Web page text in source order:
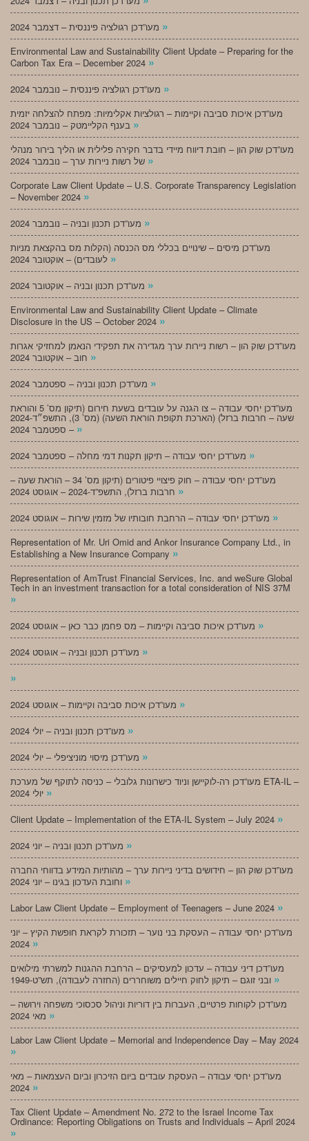
»
Environmental Law and Sustainability Client Update – Preparing for the
Carbon Tax Era – December 2024 »
»
מעו”דכן איכות סביבה וקיימות – רגולציות אקלימיות: מפתח להצלחה יזמית
»
מעו”דכן שוק הון – חובת דיווח מיידי בדבר חקירה פלילית או הליך בירור מנהלי
»
Corporate Law Client Update – U.S. Corporate Transparency Legislation
– November 2024 »
»
מעו”דכן מיסים – שינויים בכללי מס הכנסה (הקלות מס בהקצאת מניות
»
»
Environmental Law and Sustainability Client Update – Climate
Disclosure in the US – October 2024 »
מעו”דכן שוק הון – רשות ניירות ערך מגדירה את תפקידי הנאמן למחזיקי אגרות
»
»
מעו”דכן יחסי עבודה – צו הגנה על עובדים בשעת חירום (תיקון מס’ 5 והוראת
שעה – חרבות ברזל) (הארכת תקופת הוראת השעה) (מס’ 3), התשפ״ד-2024
– ספטמבר 2024 »
»
מעו”דכן יחסי עבודה – חוק פיצויי פיטורים (תיקון מס’ 34 – הוראת שעה –
»
»
Representation of Mr. Uri Omid and Ankor Insurance Company Ltd., in
Establishing a New Insurance Company »
Representation of AmTrust Financial Services, Inc. and weSure Global
Tech in an investment transaction for a total consideration of NIS 37M
»
»
»
»
»
»
»
מעו”דכן רה-לוקיישן וניוד כישרונות גלובלי – כניסה לתוקף של מערכת ETA-IL –
»
Client Update – Implementation of the ETA-IL System – July 2024 »
»
מעו”דכן שוק הון – חידושים בדיני ניירות ערך – מהותיות המידע בדווחי החברה
»
Labor Law Client Update – Employment of Teenagers – June 2024 »
מעו”דכן יחסי עבודה – העסקת בני נוער – תזכורת לקראת חופשת הקיץ – יוני
»
מעו”דכן דיני עבודה – עדכון למעסיקים – הרחבת ההגנות למשרתי מילואים
»
מעו”דכן לקוחות פרטיים, העברות בין דוריות וניהול סכסוכי משפחה וירושה –
»
Labor Law Client Update – Memorial and Independence Day – May 2024
»
מעו”דכן יחסי עבודה – העסקת עובדים ביום הזיכרון וביום העצמאות – מאי
»
Tax Client Update – Amendment No. 272 to the Israel Income Tax
Ordinance: Reporting Obligations on Trusts and Individuals – April 2024
»